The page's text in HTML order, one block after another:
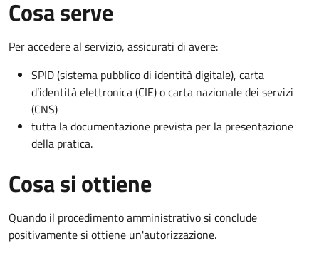
Cosa serve
Per accedere al servizio, assicurati di avere:
SPID (sistema pubblico di identità digitale), carta
d’identità elettronica (CIE) o carta nazionale dei servizi
(CNS)
tutta la documentazione prevista per la presentazione
della pratica.
Cosa si ottiene
Quando il procedimento amministrativo si conclude
positivamente si ottiene un'autorizzazione.